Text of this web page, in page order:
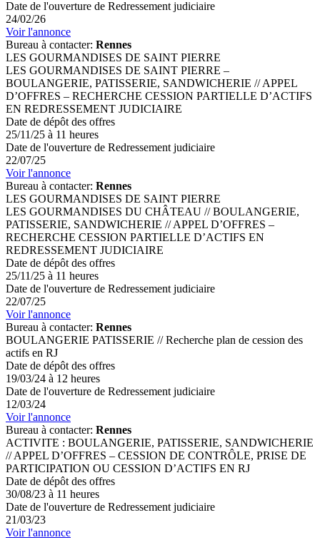
Date de l'ouverture de Redressement judiciaire
24/02/26
Voir l'annonce
Bureau à contacter: Rennes
LES GOURMANDISES DE SAINT PIERRE
LES GOURMANDISES DE SAINT PIERRE –
BOULANGERIE, PATISSERIE, SANDWICHERIE // APPEL
D’OFFRES – RECHERCHE CESSION PARTIELLE D’ACTIFS
EN REDRESSEMENT JUDICIAIRE
Date de dépôt des offres
25/11/25 à 11 heures
Date de l'ouverture de Redressement judiciaire
22/07/25
Voir l'annonce
Bureau à contacter: Rennes
LES GOURMANDISES DE SAINT PIERRE
LES GOURMANDISES DU CHÂTEAU // BOULANGERIE,
PATISSERIE, SANDWICHERIE // APPEL D’OFFRES –
RECHERCHE CESSION PARTIELLE D’ACTIFS EN
REDRESSEMENT JUDICIAIRE
Date de dépôt des offres
25/11/25 à 11 heures
Date de l'ouverture de Redressement judiciaire
22/07/25
Voir l'annonce
Bureau à contacter: Rennes
BOULANGERIE PATISSERIE // Recherche plan de cession des
actifs en RJ
Date de dépôt des offres
19/03/24 à 12 heures
Date de l'ouverture de Redressement judiciaire
12/03/24
Voir l'annonce
Bureau à contacter: Rennes
ACTIVITE : BOULANGERIE, PATISSERIE, SANDWICHERIE
// APPEL D’OFFRES – CESSION DE CONTRÔLE, PRISE DE
PARTICIPATION OU CESSION D’ACTIFS EN RJ
Date de dépôt des offres
30/08/23 à 11 heures
Date de l'ouverture de Redressement judiciaire
21/03/23
Voir l'annonce